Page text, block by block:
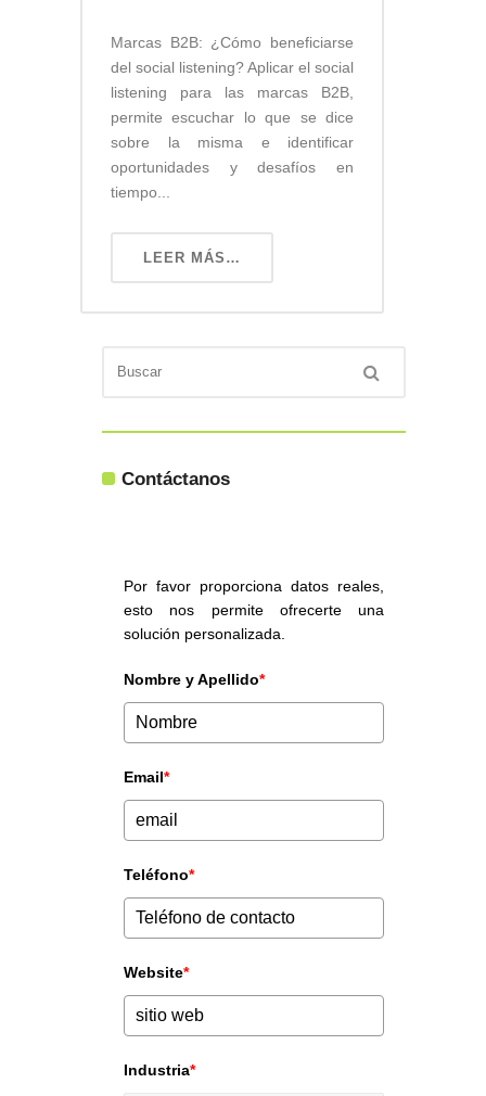
Marcas B2B: ¿Cómo beneficiarse
del social listening? Aplicar el social
listening para las marcas B2B,
permite escuchar lo que se dice
sobre la misma e identificar
oportunidades y desafíos en
tiempo...
LEER MÁS…
Contáctanos
Por favor proporciona datos reales,
esto nos permite ofrecerte una
solución personalizada.
Nombre y Apellido*
Email*
Teléfono*
Website*
Industria*